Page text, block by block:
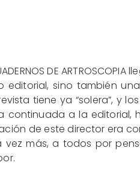
DE
sino también
tiene ya “solera”, y
continuada a la
de este director era
más, a todos por pensar